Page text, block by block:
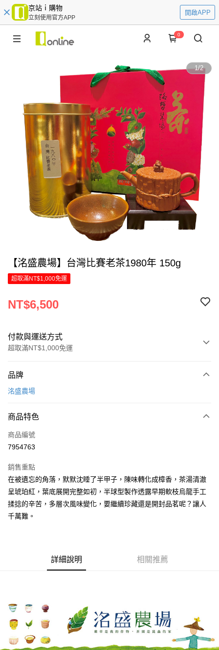
京站ｉ購物
立刻使用官方APP
開啟APP
0
1/2
【洺盛農場】台灣比賽老茶1980年 150g
超取滿NT$1,000免運
NT$6,500
付款與運送方式
超取滿NT$1,000免運
信用卡一次付款
6 期 0 利率 每期
合作金庫商業銀行
上海商業儲蓄銀行
臺灣中小企業銀行
匯豐（台灣）商業銀行
華泰商業銀行
聯邦商業銀行
遠東國際商業銀行
元大商業銀行
永豐商業銀行
玉山商業銀行
LINE Pay
Apple Pay
街口支付
悠遊付
Google Pay
【大哥付你分期使用說明】
3.實際核准額度、可分期數及費用金額請依後續交易確認頁面所載為準。
4.訂單成立30分鐘內，如未前往確認交易或遇審核未通過，訂單將自動取
消。如遇「轉專審核」未通過狀況，表示未達大哥付你分期系統評分，恕無
法說明評估內容。
【繳款方式說明】
AFTEE先享後付
AFTEE先享後付是「在收到商品之後才付款」的支付方式。 讓您購物簡單
便利好安心！
１．簡單：不需註冊會員、不需綁卡、不需儲值。
２．便利：只要手機號碼，簡訊認證，即可結帳。
３．安心：先確認商品／服務後，再付款。
ATM付款
運送方式
付款後全家取貨
品牌
洺盛農場
商品特色
商品編號
7954763
銷售重點
在被遺忘的角落，默默沈睡了半甲子，陳味轉化成樟香，茶湯清澈
呈琥珀紅，葉底展開完整如初，半球型製作透露早期軟枝烏龍手工
揉捻的辛苦，多層次風味變化，要繼續珍藏還是開封品茗呢？讓人
千萬難。
詳細說明 相關推薦